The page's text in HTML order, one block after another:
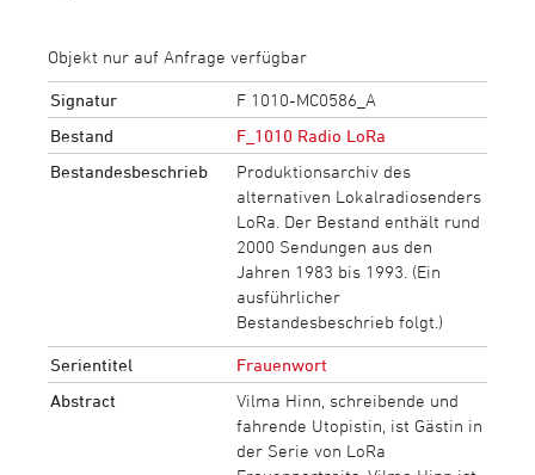
Objekt nur auf Anfrage verfügbar
Signatur
F 1010-MC0586_A
Bestand
F_1010 Radio LoRa
Bestandesbeschrieb
Produktionsarchiv des
alternativen Lokalradiosenders
LoRa. Der Bestand enthält rund
2000 Sendungen aus den
Jahren 1983 bis 1993. (Ein
ausführlicher
Bestandesbeschrieb folgt.)
Serientitel
Frauenwort
Abstract
Vilma Hinn, schreibende und
fahrende Utopistin, ist Gästin in
der Serie von LoRa